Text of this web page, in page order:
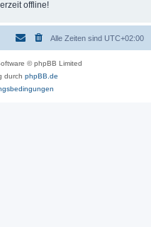
offline!
Alle Zeiten sind UTC+02:00
© phpBB Limited
durch phpBB.de